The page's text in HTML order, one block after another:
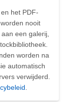
het PDF-
nooit
een galerij,
worden na
automatisch
verwijderd.